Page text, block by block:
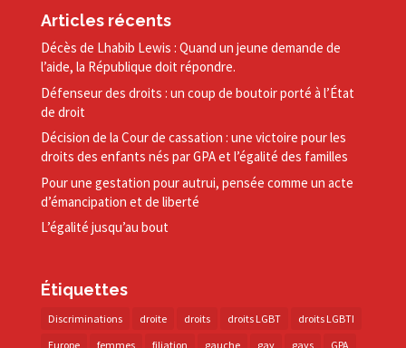
Articles récents
Décès de Lhabib Lewis : Quand un jeune demande de
l’aide, la République doit répondre.
Défenseur des droits : un coup de boutoir porté à l’État
de droit
Décision de la Cour de cassation : une victoire pour les
droits des enfants nés par GPA et l’égalité des familles
Pour une gestation pour autrui, pensée comme un acte
d’émancipation et de liberté
L’égalité jusqu’au bout
Étiquettes
Discriminations droite droits droits LGBT
droits LGBTI
Europe
femmes filiation gauche gay gays GPA